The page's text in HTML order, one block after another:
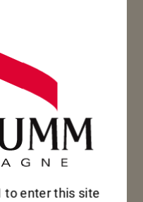
to enter this site